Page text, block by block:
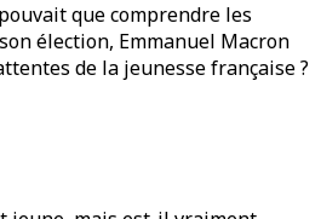
que comprendre les
élection, Emmanuel Macron
de la jeunesse française ?